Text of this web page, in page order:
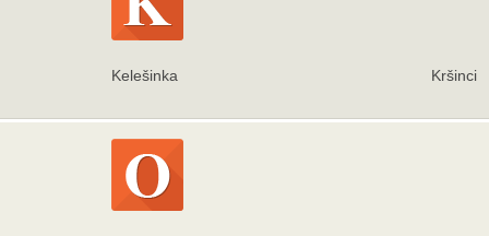
Kelešinka Kršinci